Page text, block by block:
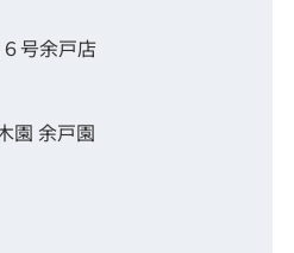
号余戸店
園 余戸園